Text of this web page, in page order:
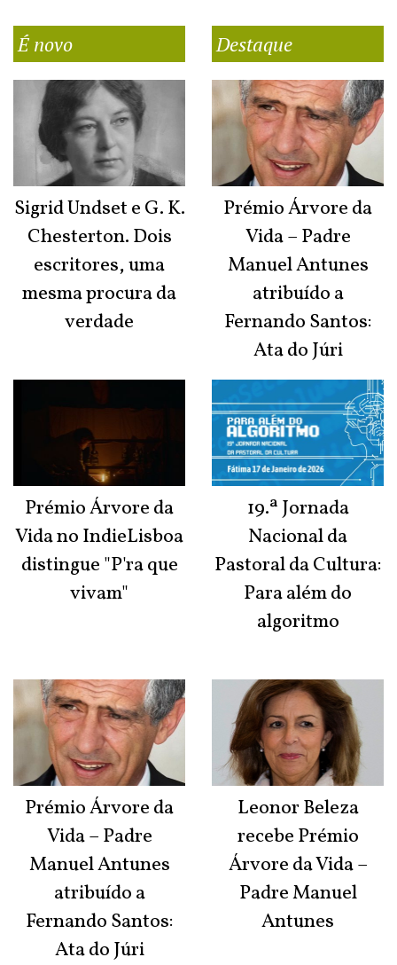
É novo
Sigrid Undset e G. K.
Chesterton. Dois
escritores, uma
mesma procura da
verdade
Prémio Árvore da
Vida no IndieLisboa
distingue "P'ra que
vivam"
Prémio Árvore da
Vida – Padre
Manuel Antunes
atribuído a
Fernando Santos:
Ata do Júri
Destaque
Prémio Árvore da
Vida – Padre
Manuel Antunes
atribuído a
Fernando Santos:
Ata do Júri
19.ª Jornada
Nacional da
Pastoral da Cultura:
Para além do
algoritmo
Leonor Beleza
recebe Prémio
Árvore da Vida –
Padre Manuel
Antunes